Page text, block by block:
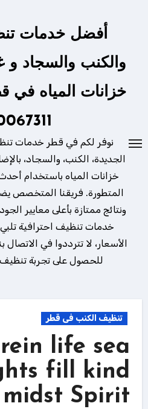
أفضل خدمات
والكنب والسجاد و
خزانات المياه في
نوفر لكم في قطر خدمات
الجديدة، الكنب، والسجاد،
خزانات المياه باستخدام
المتطورة. فريقنا المتخصص
ونتائج ممتازة بأعلى معايير
خدمات تنظيف احترافية
للحصول على تجربة
تنظيف الكنب فى قطر
life sea
fill kind
midst Spirit